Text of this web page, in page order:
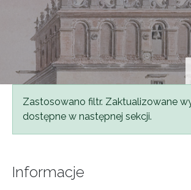
Komunikat
Zastosowano filtr. Zaktualizowane
dostępne w następnej sekcji.
Informacje